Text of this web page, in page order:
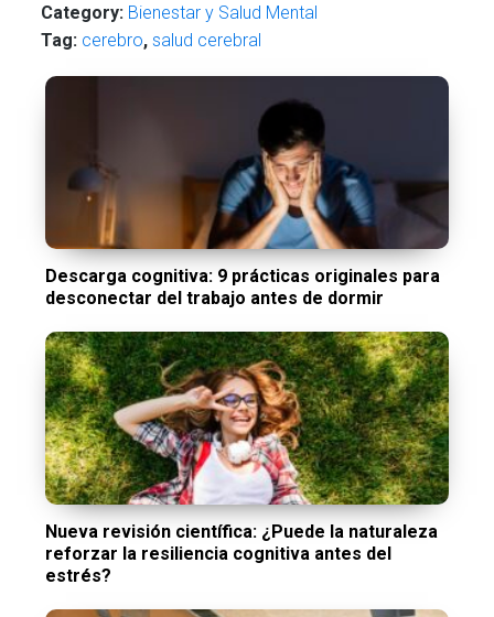
Category: Bienestar y Salud Mental
Tag: cerebro,salud cerebral
Descarga cognitiva: 9 prácticas originales para
desconectar del trabajo antes de dormir
Nueva revisión científica: ¿Puede la naturaleza
reforzar la resiliencia cognitiva antes del
estrés?